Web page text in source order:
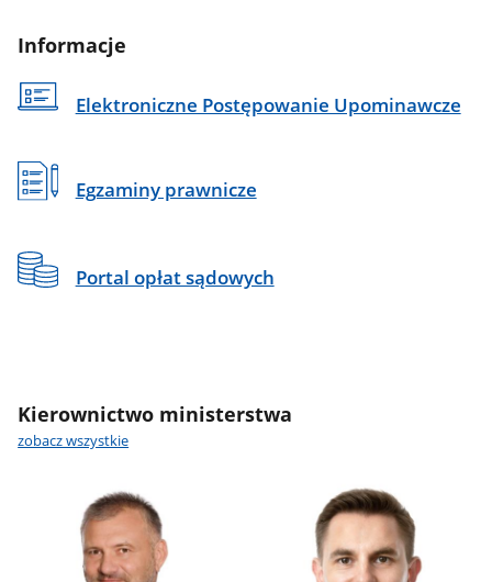
Informacje
Elektroniczne Postępowanie Upominawcze
Egzaminy prawnicze
Portal opłat sądowych
Kierownictwo ministerstwa
zobacz wszystkie